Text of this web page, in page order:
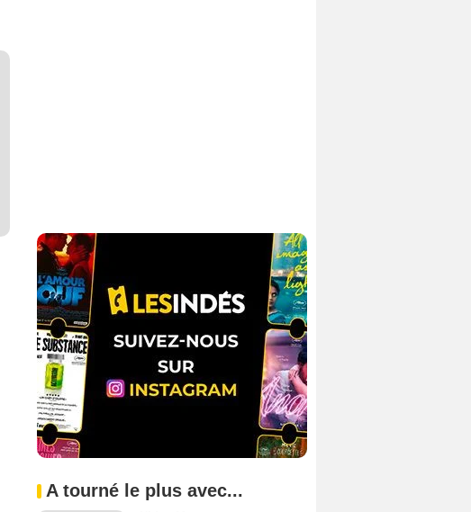
A tourné le plus avec...